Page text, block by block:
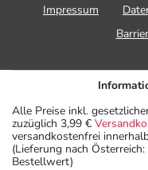
Impressum
Alle Preise inkl.
zuzüglich 3,99 €
versandkostenfrei
(Lieferung nach
Bestellwert)